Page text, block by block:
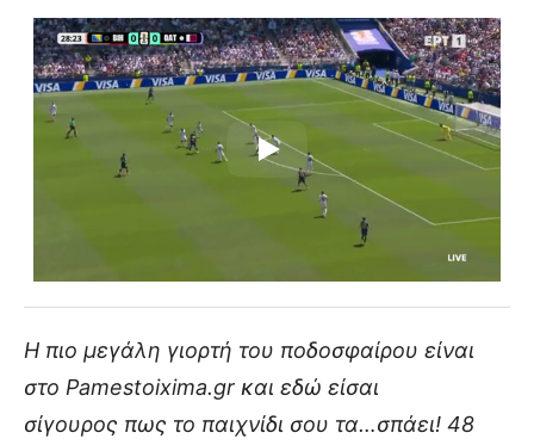
Η πιο μεγάλη γιορτή του ποδοσφαίρου είναι
στο Pamestoixima.gr και εδώ είσαι
σίγουρος πως το παιχνίδι σου τα…σπάει! 48